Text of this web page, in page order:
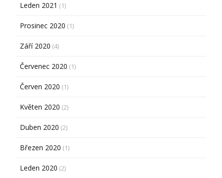
Leden 2021 (1)
Prosinec 2020 (1)
Září 2020 (4)
Červenec 2020 (1)
Červen 2020 (1)
Květen 2020 (2)
Duben 2020 (2)
Březen 2020 (1)
Leden 2020 (2)